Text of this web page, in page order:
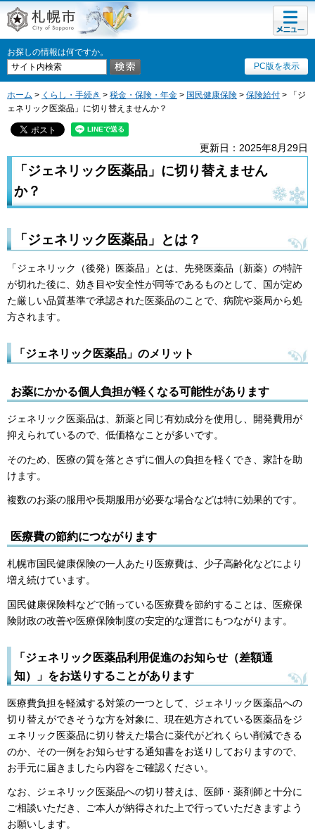
札幌市
お探しの情報は何ですか。
PC版を表示
メニュ
ー
ホーム > くらし・手続き > 税金・保険・年金 > 国民健康保険 > 保険給付 > 「ジ
ェネリック医薬品」に切り替えませんか？
更新日：2025年8月29日
「ジェネリック医薬品」に切り替えません
か？
「ジェネリック医薬品」とは？
「ジェネリック（後発）医薬品」とは、先発医薬品（新薬）の特許
が切れた後に、効き目や安全性が同等であるものとして、国が定め
た厳しい品質基準で承認された医薬品のことで、病院や薬局から処
方されます。
「ジェネリック医薬品」のメリット
お薬にかかる個人負担が軽くなる可能性があります
ジェネリック医薬品は、新薬と同じ有効成分を使用し、開発費用が
抑えられているので、低価格なことが多いです。
そのため、医療の質を落とさずに個人の負担を軽くでき、家計を助
けます。
複数のお薬の服用や長期服用が必要な場合などは特に効果的です。
医療費の節約につながります
札幌市国民健康保険の一人あたり医療費は、少子高齢化などにより
増え続けています。
国民健康保険料などで賄っている医療費を節約することは、医療保
険財政の改善や医療保険制度の安定的な運営にもつながります。
「ジェネリック医薬品利用促進のお知らせ（差額通
知）」をお送りすることがあります
医療費負担を軽減する対策の一つとして、ジェネリック医薬品への
切り替えができそうな方を対象に、現在処方されている医薬品をジ
ェネリック医薬品に切り替えた場合に薬代がどれくらい削減できる
のか、その一例をお知らせする通知書をお送りしておりますので、
お手元に届きましたら内容をご確認ください。
なお、ジェネリック医薬品への切り替えは、医師・薬剤師と十分に
ご相談いただき、ご本人が納得された上で行っていただきますよう
お願いします。